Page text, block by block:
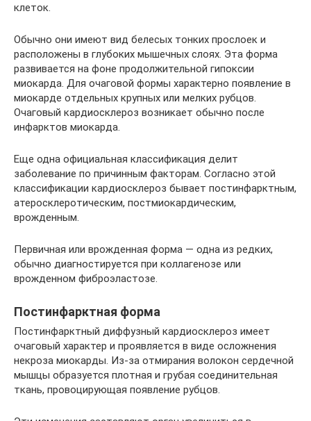
клеток.
Обычно они имеют вид белесых тонких прослоек и
расположены в глубоких мышечных слоях. Эта форма
развивается на фоне продолжительной гипоксии
миокарда. Для очаговой формы характерно появление в
миокарде отдельных крупных или мелких рубцов.
Очаговый кардиосклероз возникает обычно после
инфарктов миокарда.
Еще одна официальная классификация делит
заболевание по причинным факторам. Согласно этой
классификации кардиосклероз бывает постинфарктным,
атеросклеротическим, постмиокардическим,
врожденным.
Первичная или врожденная форма — одна из редких,
обычно диагностируется при коллагенозе или
врожденном фиброэластозе.
Постинфарктная форма
Постинфарктный диффузный кардиосклероз имеет
очаговый характер и проявляется в виде осложнения
некроза миокарды. Из-за отмирания волокон сердечной
мышцы образуется плотная и грубая соединительная
ткань, провоцирующая появление рубцов.